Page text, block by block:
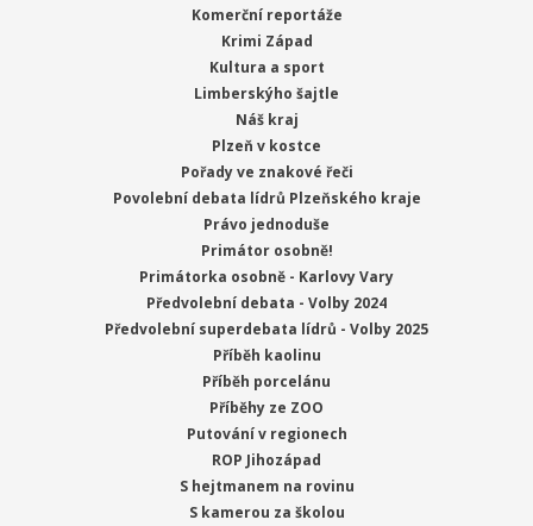
Komerční reportáže
Krimi Západ
Kultura a sport
Limberskýho šajtle
Náš kraj
Plzeň v kostce
Pořady ve znakové řeči
Povolební debata lídrů Plzeňského kraje
Právo jednoduše
Primátor osobně!
Primátorka osobně - Karlovy Vary
Předvolební debata - Volby 2024
Předvolební superdebata lídrů - Volby 2025
Příběh kaolinu
Příběh porcelánu
Příběhy ze ZOO
Putování v regionech
ROP Jihozápad
S hejtmanem na rovinu
S kamerou za školou